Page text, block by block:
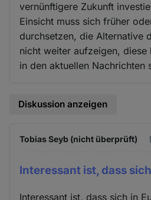
vernünftigere Zukunft
Einsicht muss sich früher
durchsetzen, die Alternative
nicht weiter aufzeigen, diese
in den aktuellen Nachrichten
Diskussion anzeigen
Tobias Seyb (nicht überprüft)
Interessant ist, dass
Interessant ist, dass sich in